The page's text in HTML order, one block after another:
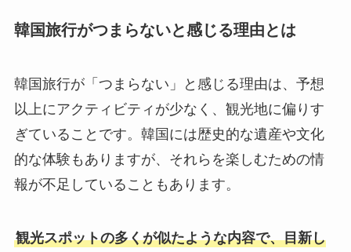
韓国旅行がつまらないと感じる理由とは
韓国旅行が「つまらない」と感じる理由は、予想
以上にアクティビティが少なく、観光地に偏りす
ぎていることです。韓国には歴史的な遺産や文化
的な体験もありますが、それらを楽しむための情
報が不足していることもあります。
観光スポットの多くが似たような内容で、目新し